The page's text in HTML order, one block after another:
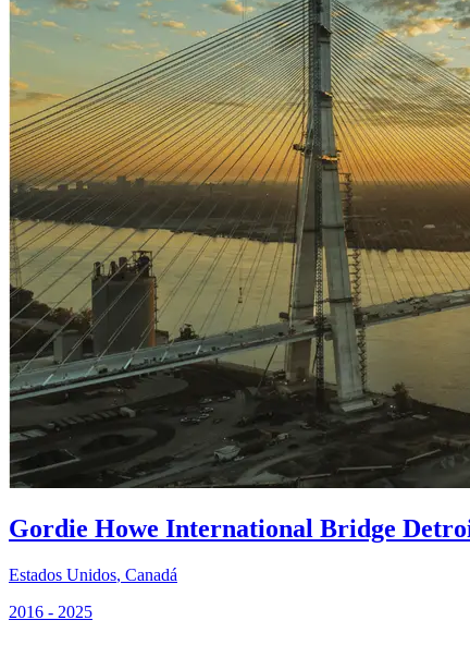
Gordie Howe International Bridge
Estados Unidos, Canadá
2016 - 2025